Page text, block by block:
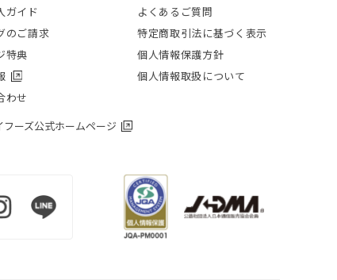
ガイド
のご請求
特典
わせ
よくあるご質問
特定商取引法に基づく表示
個人情報保護方針
個人情報取扱について
フーズ公式ホームページ